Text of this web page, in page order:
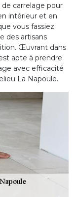
de carrelage pour
intérieur et en
vous fassiez
des artisans
Œuvrant dans
apte à prendre
avec efficacité
La Napoule.